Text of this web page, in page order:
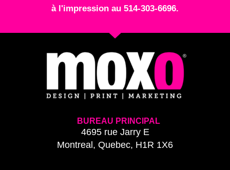
à l'impression au 514-303-6696.
BUREAU PRINCIPAL
4695 rue Jarry E
Montreal, Quebec, H1R 1X6